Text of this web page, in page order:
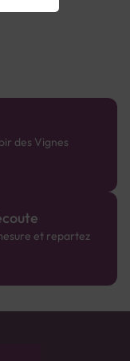
des Vignes
et repartez